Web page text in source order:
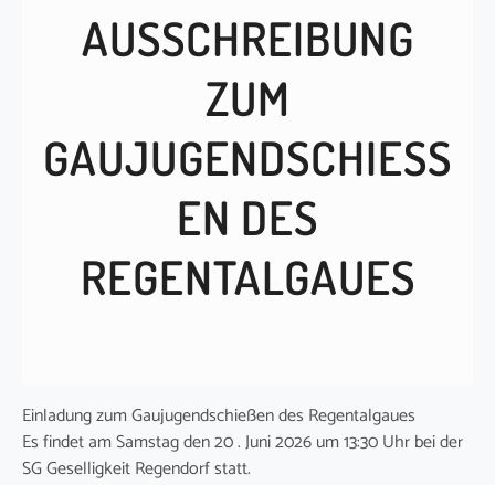
AUSSCHREIBUNG
ZUM
GAUJUGENDSCHIESSE
N DES R
EGENTALGAUES
Einladung zum Gaujugendschießen des Regentalgaues
Es findet am Samstag den 20 . Juni 2026 um 13:30 Uhr bei der
SG Geselligkeit Regendorf statt.